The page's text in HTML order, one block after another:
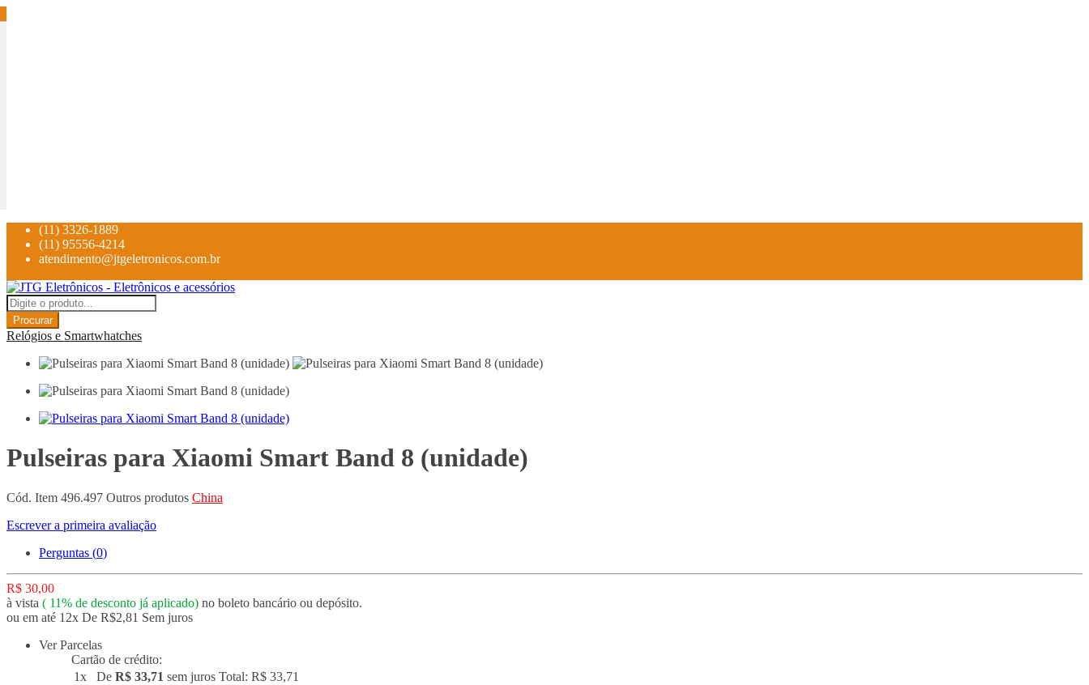
(11) 3326-1889
(11) 95556-4214
atendimento@jtgeletronicos.com.br
Procurar
Relógios e Smartwhatches
Pulseiras para Xiaomi Smart Band 8 (unidade)
Cód. Item 496.497 Outros produtos China
Escrever a primeira avaliação
Perguntas (0)
R$ 30,00
à vista ( 11% de desconto já aplicado) no boleto bancário ou depósito.
ou em até 12x De R$2,81 Sem juros
Ver Parcelas
Cartão de crédito:
1x
De R$ 33,71 sem juros Total: R$ 33,71